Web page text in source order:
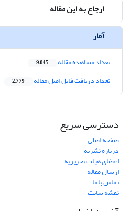
ارجاع به این مقاله
آمار
تعداد مشاهده مقاله 9,045
تعداد دریافت فایل اصل مقاله 2,779
دسترسی سریع
صفحه اصلی
درباره نشریه
اعضای هیات تحریریه
ارسال مقاله
تماس با ما
نقشه سایت